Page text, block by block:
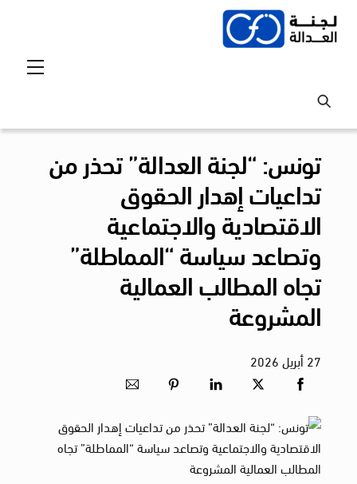
Skip
تونس: “لجنة العدالة” تحذر من
تداعيات إهدار الحقوق
الاقتصادية والاجتماعية
وتصاعد سياسة “المماطلة”
تجاه المطالب العمالية
المشروعة
27أبريل2026